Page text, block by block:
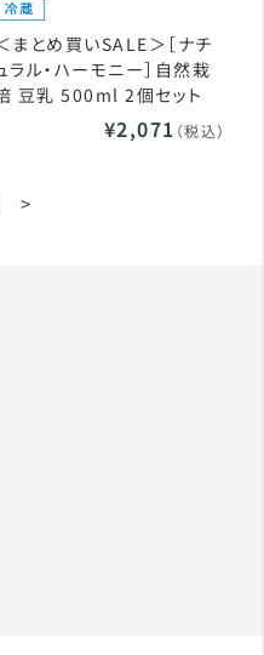
まとめ買いSALE＞［ナチ
ラル・ハーモニー］自然栽
豆乳 500ml 2個セット
¥2,071 （税込）
>